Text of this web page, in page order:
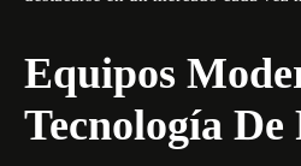
Equipos
Tecnología De